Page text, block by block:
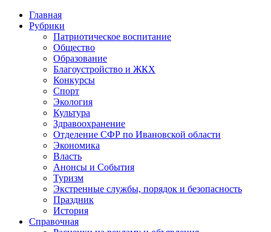
Главная
Рубрики
Патриотическое воспитание
Общество
Образование
Благоустройство и ЖКХ
Конкурсы
Спорт
Экология
Культура
Здравоохранение
Отделение СФР по Ивановской области
Экономика
Власть
Анонсы и События
Туризм
Экстренные службы, порядок и безопасность
Праздник
История
Справочная